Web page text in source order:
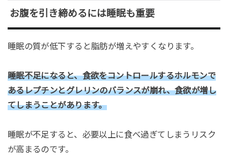
お腹を引き締めるには睡眠も重要
睡眠の質が低下すると脂肪が増えやすくなります。
睡眠不足になると、食欲をコントロールするホルモンで
あるレプチンとグレリンのバランスが崩れ、食欲が増し
てしまうことがあります。
睡眠が不足すると、必要以上に食べ過ぎてしまうリスク
が高まるのです。